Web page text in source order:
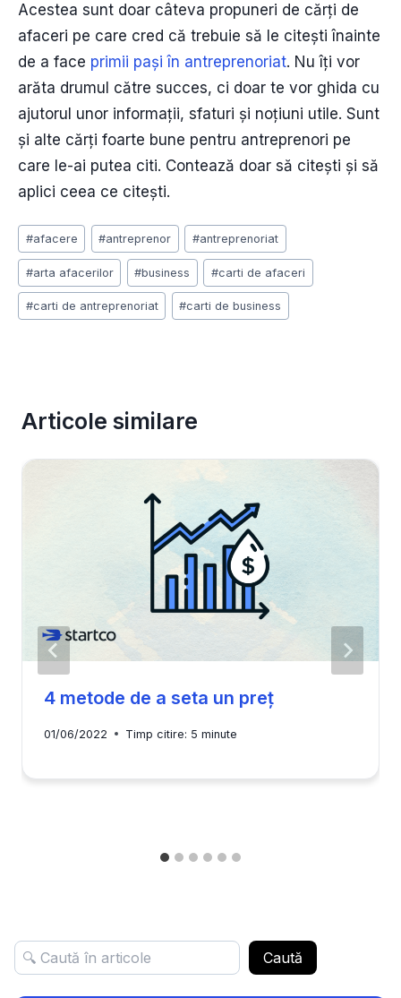
Acestea sunt doar câteva propuneri de cărți de
afaceri pe care cred că trebuie să le citești înainte
de a face primii pași în antreprenoriat. Nu îți vor
arăta drumul către succes, ci doar te vor ghida cu
ajutorul unor informații, sfaturi și noțiuni utile. Sunt
și alte cărţi foarte bune pentru antreprenori pe
care le-ai putea citi. Contează doar să citeşti şi să
aplici ceea ce citeşti.
Post
Tags:
#afacere #antreprenor #antreprenoriat
#arta afacerilor #business #carti de afaceri
#carti de antreprenoriat #carti de business
Articole similare
4 metode de a seta un preț
01/06/2022 Timp citire: 5 minute
Caută